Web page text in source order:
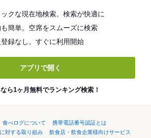
クな現在地検索。検索が快適に
簡単。空席をスムーズに検索
録なし。すぐに利用開始
アプリで開く
ら1ヶ月無料でランキング検索！
食べログについて
携帯電話番号認証とは
対する取り組み
飲食店・飲食企業様向けサービス